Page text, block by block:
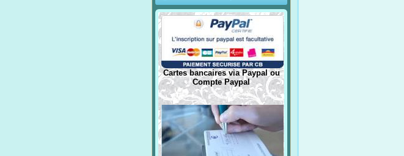
Cartes bancaires via Paypal ou
Compte Paypal